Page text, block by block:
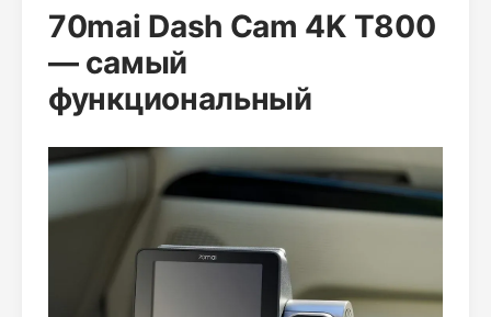
70mai Dash Cam 4K T800
— самый
функциональный